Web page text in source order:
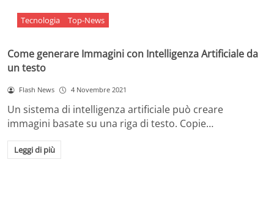
Tecnologia Top-News
Come generare Immagini con Intelligenza Artificiale da
un testo
Flash News 4 Novembre 2021
Un sistema di intelligenza artificiale può creare
immagini basate su una riga di testo. Copie…
Leggi di più